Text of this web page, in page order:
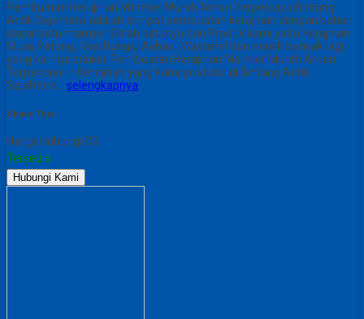
Pembuatan Kerajinan Marmer Murah Aman Terpercaya Bintang
Antik Sejahtera adalah tempat pembuatan kerajinan dengan bahan
dasar batu marmer. Salah satunya dari Produk kami yaitu Kerajinan
Mulai Patung , Vas Bunga, Asbak , Wastafel dan masih banyak lagi
yang kami produksi. Pembuatan Kerajinan Marmer Murah Aman
Terpercaya – Kerajinan yang kami produksi di Bintang Antik
Sejahtera… selengkapnya
Share This :
Harga Hubungi CS
Tersedia
Hubungi Kami